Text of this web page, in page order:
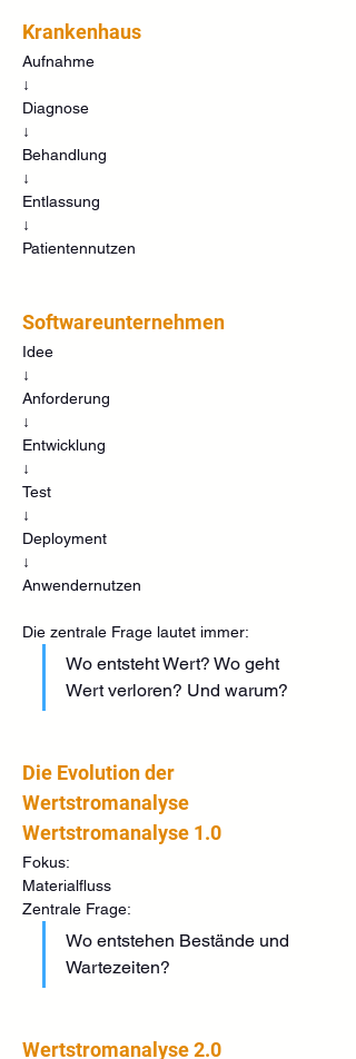
Krankenhaus
Aufnahme
↓
Diagnose
↓
Behandlung
↓
Entlassung
↓
Patientennutzen
Softwareunternehmen
Idee
↓
Anforderung
↓
Entwicklung
↓
Test
↓
Deployment
↓
Anwendernutzen
Die zentrale Frage lautet immer:
Wo entsteht Wert? Wo geht
Wert verloren? Und warum?
Die Evolution der
Wertstromanalyse
Wertstromanalyse 1.0
Fokus:
Materialfluss
Zentrale Frage:
Wo entstehen Bestände und
Wartezeiten?
Wertstromanalyse 2.0